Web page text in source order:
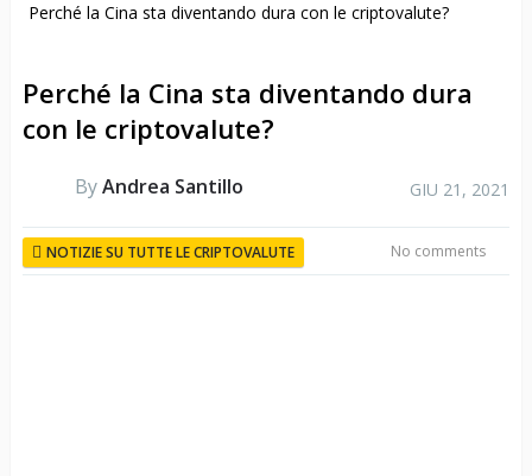
Perché la Cina sta diventando dura con le criptovalute?
Perché la Cina sta diventando dura
con le criptovalute?
ByAndrea Santillo GIU 21, 2021
NOTIZIE SU TUTTE LE CRIPTOVALUTE No comments